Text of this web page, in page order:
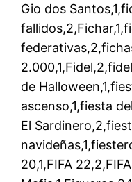
Gio dos
de
ascenso,1,fiesta
El
20,1,FIFA